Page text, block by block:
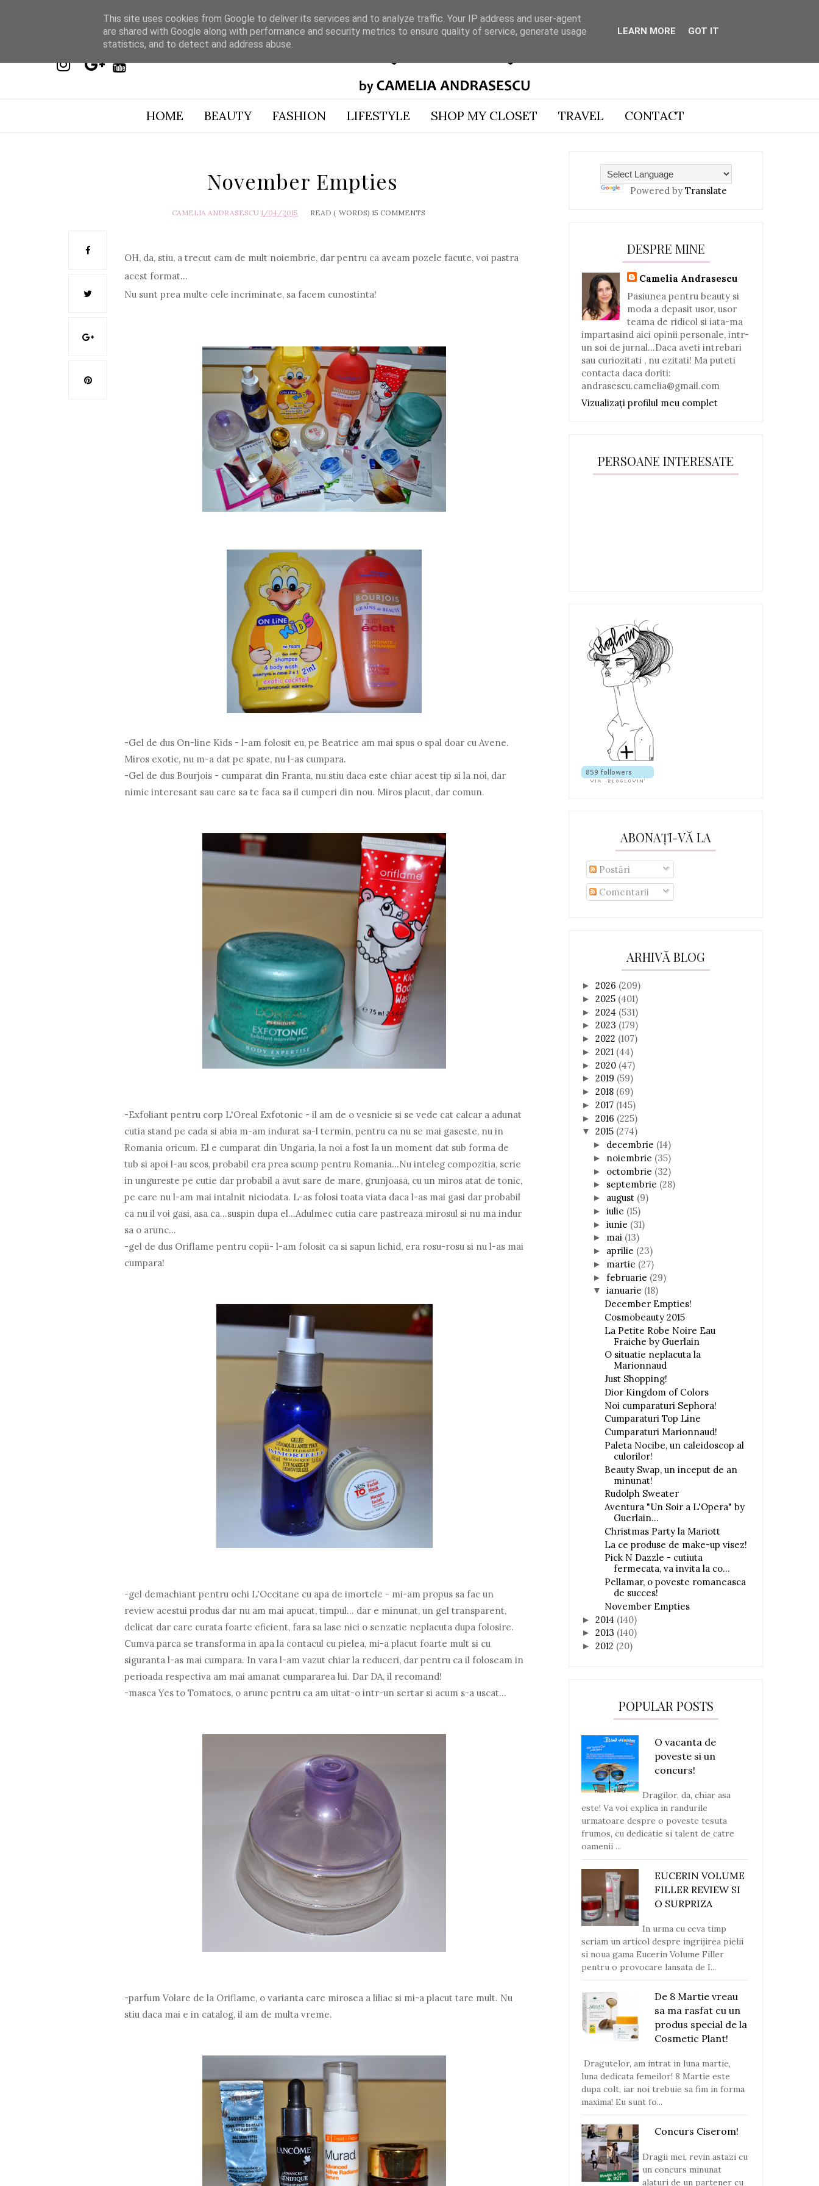
HOME BEAUTY FASHION LIFESTYLE SHOP MY CLOSET TRAVEL CONTACT
November Empties
CAMELIA ANDRASESCU 1/04/2015 READ ( WORDS) 15 COMMENTS
OH, da, stiu, a trecut cam de mult noiembrie, dar pentru ca aveam pozele facute, voi pastra
acest format...
Nu sunt prea multe cele incriminate, sa facem cunostinta!
-Gel de dus On-line Kids - l-am folosit eu, pe Beatrice am mai spus o spal doar cu Avene.
Miros exotic, nu m-a dat pe spate, nu l-as cumpara.
-Gel de dus Bourjois - cumparat din Franta, nu stiu daca este chiar acest tip si la noi, dar
nimic interesant sau care sa te faca sa il cumperi din nou. Miros placut, dar comun.
-Exfoliant pentru corp L'Oreal Exfotonic - il am de o vesnicie si se vede cat calcar a adunat
cutia stand pe cada si abia m-am indurat sa-l termin, pentru ca nu se mai gaseste, nu in
Romania oricum. El e cumparat din Ungaria, la noi a fost la un moment dat sub forma de
tub si apoi l-au scos, probabil era prea scump pentru Romania...Nu inteleg compozitia, scrie
in ungureste pe cutie dar probabil a avut sare de mare, grunjoasa, cu un miros atat de tonic,
pe care nu l-am mai intalnit niciodata. L-as folosi toata viata daca l-as mai gasi dar probabil
ca nu il voi gasi, asa ca...suspin dupa el...Adulmec cutia care pastreaza mirosul si nu ma indur
sa o arunc...
-gel de dus Oriflame pentru copii- l-am folosit ca si sapun lichid, era rosu-rosu si nu l-as mai
cumpara!
-gel demachiant pentru ochi L'Occitane cu apa de imortele - mi-am propus sa fac un
review acestui produs dar nu am mai apucat, timpul... dar e minunat, un gel transparent,
delicat dar care curata foarte eficient, fara sa lase nici o senzatie neplacuta dupa folosire.
Cumva parca se transforma in apa la contacul cu pielea, mi-a placut foarte mult si cu
siguranta l-as mai cumpara. In vara l-am vazut chiar la reduceri, dar pentru ca il foloseam in
perioada respectiva am mai amanat cumpararea lui. Dar DA, il recomand!
-masca Yes to Tomatoes, o arunc pentru ca am uitat-o intr-un sertar si acum s-a uscat...
-parfum Volare de la Oriflame, o varianta care mirosea a liliac si mi-a placut tare mult. Nu
stiu daca mai e in catalog, il am de multa vreme.
Powered by Translate
DESPRE MINE
Camelia Andrasescu
Pasiunea pentru beauty si
moda a depasit usor, usor
teama de ridicol si iata-ma
impartasind aici opinii personale, intr-
un soi de jurnal...Daca aveti intrebari
sau curiozitati , nu ezitati! Ma puteti
contacta daca doriti:
andrasescu.camelia@gmail.com
Vizualizați profilul meu complet
PERSOANE INTERESATE
ABONAȚI-VĂ LA
Postări
Comentarii
ARHIVĂ BLOG
► 2026 (209)
► 2025 (401)
► 2024 (531)
► 2023 (179)
► 2022 (107)
► 2021 (44)
► 2020 (47)
► 2019 (59)
► 2018 (69)
► 2017 (145)
► 2016 (225)
▼ 2015 (274)
► decembrie (14)
► noiembrie (35)
► octombrie (32)
► septembrie (28)
► august (9)
► iulie (15)
► iunie (31)
► mai (13)
► aprilie (23)
► martie (27)
► februarie (29)
▼ ianuarie (18)
December Empties!
Cosmobeauty 2015
La Petite Robe Noire Eau
Fraiche by Guerlain
O situatie neplacuta la
Marionnaud
Just Shopping!
Dior Kingdom of Colors
Noi cumparaturi Sephora!
Cumparaturi Top Line
Cumparaturi Marionnaud!
Paleta Nocibe, un caleidoscop al
culorilor!
Beauty Swap, un inceput de an
minunat!
Rudolph Sweater
Aventura "Un Soir a L'Opera" by
Guerlain...
Christmas Party la Mariott
La ce produse de make-up visez!
Pick N Dazzle - cutiuta
fermecata, va invita la co...
Pellamar, o poveste romaneasca
de succes!
November Empties
► 2014 (140)
► 2013 (140)
► 2012 (20)
POPULAR POSTS
O vacanta de
poveste si un
concurs!
Dragilor, da, chiar asa
este! Va voi explica in randurile
urmatoare despre o poveste tesuta
frumos, cu dedicatie si talent de catre
oamenii ...
EUCERIN VOLUME
FILLER REVIEW SI
O SURPRIZA
In urma cu ceva timp
scriam un articol despre ingrijirea pielii
si noua gama Eucerin Volume Filler
pentru o provocare lansata de I...
De 8 Martie vreau
sa ma rasfat cu un
produs special de la
Cosmetic Plant!
Dragutelor, am intrat in luna martie,
luna dedicata femeilor! 8 Martie este
dupa colt, iar noi trebuie sa fim in forma
maxima! Eu sunt fo...
Concurs Ciserom!
Dragii mei, revin astazi cu
un concurs minunat
alaturi de un partener cu
This site uses cookies from Google to deliver its services and to analyze traffic. Your IP address and user-agent
are shared with Google along with performance and security metrics to ensure quality of service, generate usage
statistics, and to detect and address abuse.
LEARN MORE GOT IT